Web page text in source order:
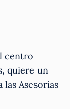
centro
quiere un
Asesorías